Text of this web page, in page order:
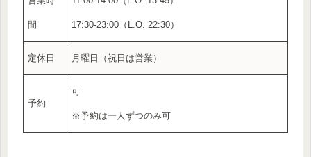
間 17:30-23:00（L.O. 22:30）
定休日 月曜日（祝日は営業）
予約
可
※予約は一人ずつのみ可